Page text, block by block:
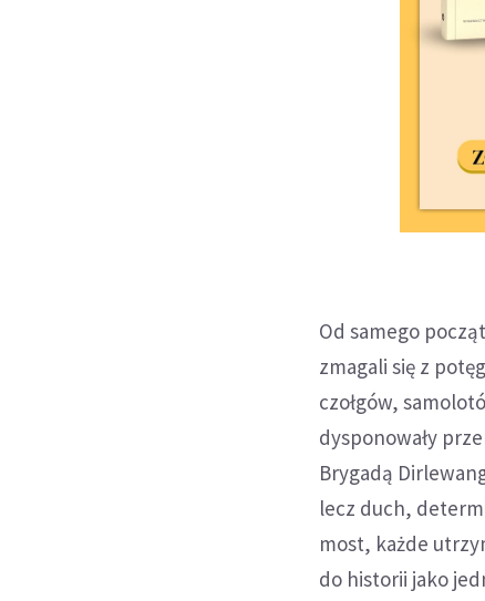
Od samego
zmagali się z
czołgów,
dysponowały
Brygadą
lecz duch,
most, każde
do historii jako